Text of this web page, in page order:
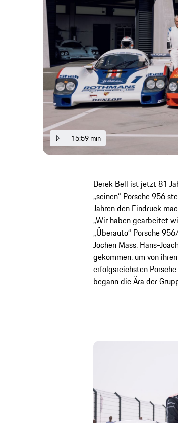
15:59 min
Derek Bell ist jetzt 81
„seinen“ Porsche 956
Jahren den Eindruck
„Wir haben gearbeitet
„Überauto“ Porsche
Jochen Mass, Hans-
gekommen, um von
erfolgsreichsten
begann die Ära der